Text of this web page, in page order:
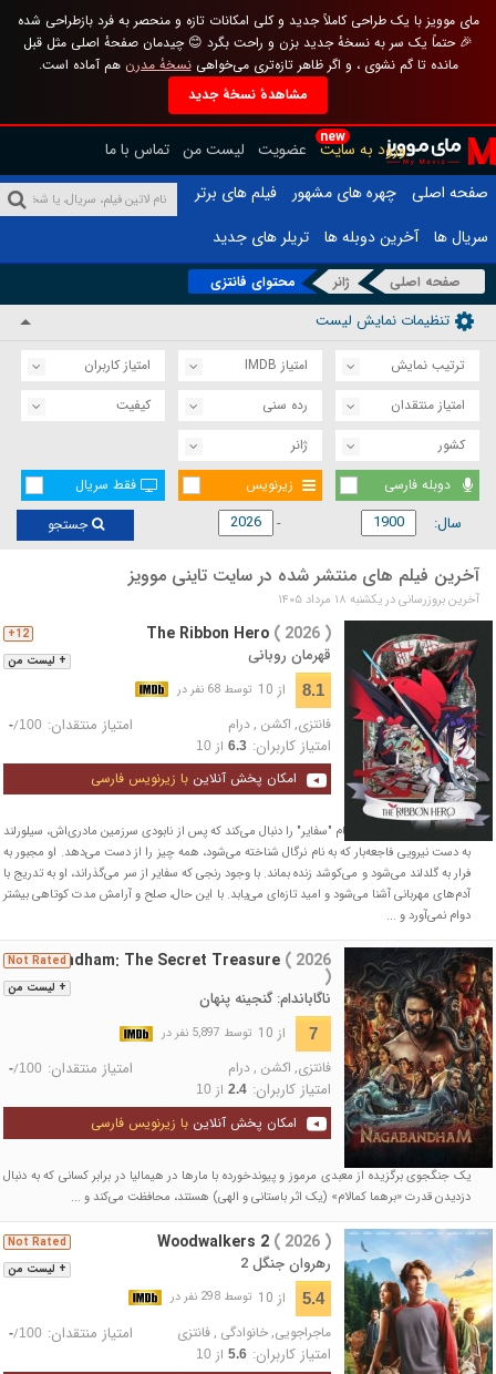
مای موویز با یک طراحی کاملاً جدید و کلی امکانات تازه و منحصر به فرد بازطراحی شده
🎉 حتماً یک سر به نسخهٔ جدید بزن و راحت بگرد 😊 چیدمان صفحهٔ اصلی مثل قبل
مانده تا گم نشوی ، و اگر ظاهر تازه‌تری می‌خواهینسخهٔ مدرن هم آماده است.
مشاهدهٔ نسخهٔ جدید
new
ورود به سایت عضویت لیست من تماس با ما
صفحه اصلی
چهره های مشهور
فیلم های برتر
سریال ها
آخرین دوبله ها تریلر های جدید
صفحه اصلی ژانر محتوای فانتزی
تنظیمات نمایش لیست
ترتیب نمایش امتیاز IMDB
امتیاز کاربران
امتیاز منتقدان
رده سنی
کیفیت
کشور
ژانر
دوبله فارسی
زیرنویس فقط سریال
سال: جستجو
آخرین فیلم های منتشر شده در سایت تاینی موویز
آخرین بروزرسانی در يكشنبه ۱۸ مرداد ۱۴۰۵
+ لیست من
12+ The Ribbon Hero ( 2026 )
قهرمان روبانی
8.1 از 10 توسط 68 نفر در
فانتزی, اکشن ,درام امتیاز منتقدان: -/100
امتیاز کاربران: 6.3از 10
امکان پخش آنلاین با زیرنویس فارسی
انیمه ماجرای پرنسسی به نام "سفایر" را دنبال می‌کند که پس از نابودی سرزمین مادری‌اش، سیلورلند
به دست نیرویی فاجعه‌بار که به نام نرگال شناخته می‌شود، همه چیز را از دست می‌دهد. او مجبور به
فرار به گلدلند می‌شود و می‌کوشد زنده بماند. با وجود رنجی که سفایر از سر می‌گذراند، او به تدریج با
آدم‌های مهربانی آشنا می‌شود و امید تازه‌ای می‌یابد. با این حال، صلح و آرامش مدت کوتاهی بیشتر
دوام نمی‌آورد و ...
+ لیست من
Not Rated
Nagabandham: The Secret Treasure ( 2026
)
ناگاباندام: گنجینه پنهان
7 از 10 توسط 5,897 نفر در
فانتزی, اکشن ,درام امتیاز منتقدان: -/100
امتیاز کاربران: 2.4از 10
امکان پخش آنلاین با زیرنویس فارسی
یک جنگجوی برگزیده از معبدی مرموز و پیوندخورده با مارها در هیمالیا در برابر کسانی که به دنبال
دزدیدن قدرت «برهما کمالام» (یک اثر باستانی و الهی) هستند، محافظت می‌کند و ...
+ لیست من
Not Rated Woodwalkers 2 ( 2026 )
رهروان جنگل 2
5.4 از 10 توسط 298 نفر در
ماجراجویی, خانوادگی , فانتزی امتیاز منتقدان: -/100
امتیاز کاربران: 5.6از 10